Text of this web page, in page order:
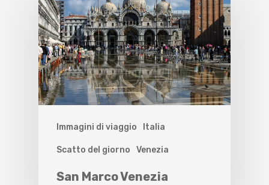
Immagini di viaggio Italia
Scatto del giorno Venezia
San Marco Venezia